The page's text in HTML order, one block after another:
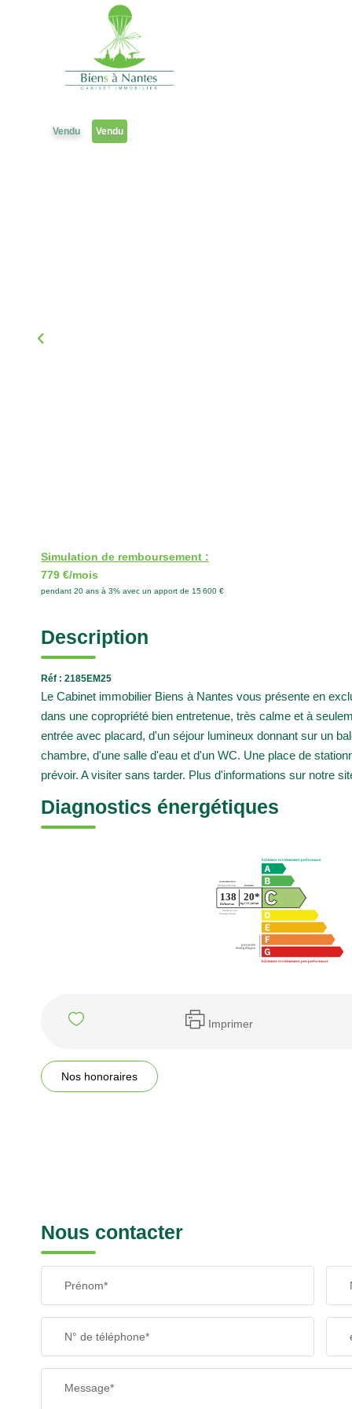
2 pièces Référence 2185EM25
Vendu Vendu
Simulation de remboursement :
779 €/mois
pendant 20 ans à 3% avec un apport de 15 600 €
Description
Réf : 2185EM25
Le Cabinet immobilier Biens à Nantes vous présente en
dans une copropriété bien entretenue, très calme et à
entrée avec placard, d'un séjour lumineux donnant sur un
chambre, d'une salle d'eau et d'un WC. Une place de
prévoir. A visiter sans tarder. Plus d'informations sur notre
Diagnostics énergétiques
Imprimer
Nos honoraires
Nous contacter
Prénom*
N° de téléphone*
Message*